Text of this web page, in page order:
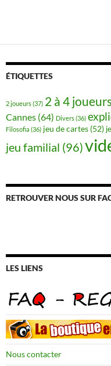
ÉTIQUETTES
2 joueurs(37) 2 à 4
Cannes (64) Divers(36)
Filosofia (36) jeu de cartes (52)
jeu familial (96)
RETROUVER NOUS SUR
LES LIENS
Nous contacter